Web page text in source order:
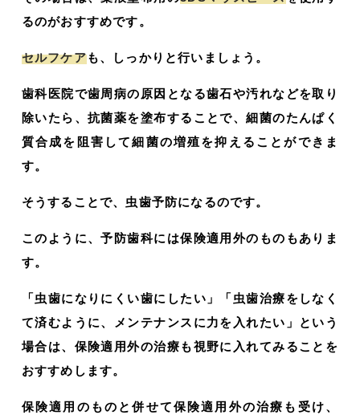
るのがおすすめです。
セルフケアも、しっかりと行いましょう。
歯科医院で歯周病の原因となる歯石や汚れなどを取り
除いたら、抗菌薬を塗布することで、細菌のたんぱく
質合成を阻害して細菌の増殖を抑えることができま
す。
そうすることで、虫歯予防になるのです。
このように、予防歯科には保険適用外のものもありま
す。
「虫歯になりにくい歯にしたい」「虫歯治療をしなく
て済むように、メンテナンスに力を入れたい」という
場合は、保険適用外の治療も視野に入れてみることを
おすすめします。
保険適用のものと併せて保険適用外の治療も受け、